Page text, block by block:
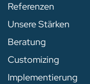
Referenzen
Unsere Stärken
Beratung
Customizing
Implementierung